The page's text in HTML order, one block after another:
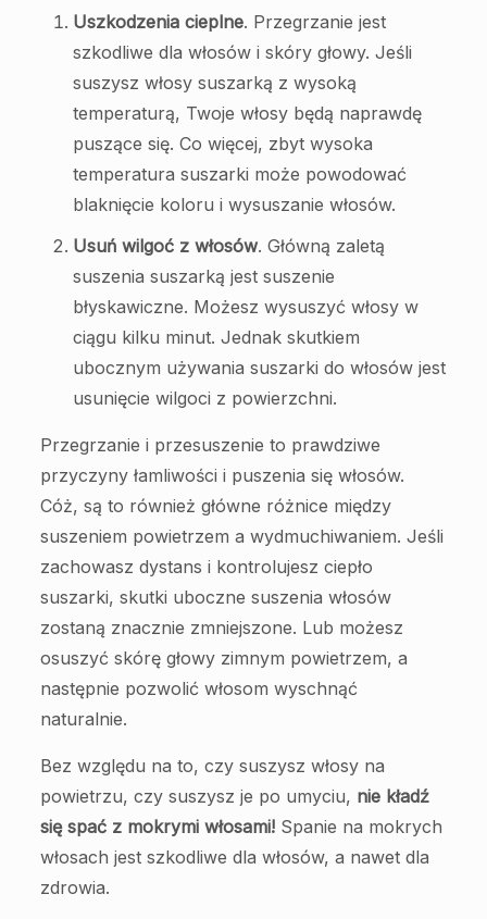
Uszkodzenia cieplne. Przegrzanie jest
szkodliwe dla włosów i skóry głowy. Jeśli
suszysz włosy suszarką z wysoką
temperaturą, Twoje włosy będą naprawdę
puszące się. Co więcej, zbyt wysoka
temperatura suszarki może powodować
blaknięcie koloru i wysuszanie włosów.
Usuń wilgoć z włosów. Główną zaletą
suszenia suszarką jest suszenie
błyskawiczne. Możesz wysuszyć włosy w
ciągu kilku minut. Jednak skutkiem
ubocznym używania suszarki do włosów jest
usunięcie wilgoci z powierzchni.
Przegrzanie i przesuszenie to prawdziwe
przyczyny łamliwości i puszenia się włosów.
Cóż, są to również główne różnice między
suszeniem powietrzem a wydmuchiwaniem. Jeśli
zachowasz dystans i kontrolujesz ciepło
suszarki, skutki uboczne suszenia włosów
zostaną znacznie zmniejszone. Lub możesz
osuszyć skórę głowy zimnym powietrzem, a
następnie pozwolić włosom wyschnąć
naturalnie.
Bez względu na to, czy suszysz włosy na
powietrzu, czy suszysz je po umyciu, nie kładź
się spać z mokrymi włosami!Spanie na mokrych
włosach jest szkodliwe dla włosów, a nawet dla
zdrowia.